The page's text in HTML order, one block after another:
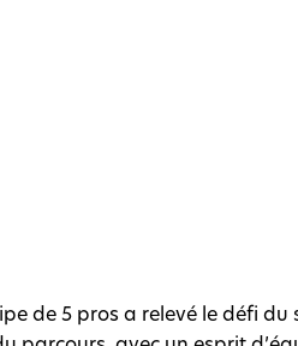
de 5 pros a relevé le défi du